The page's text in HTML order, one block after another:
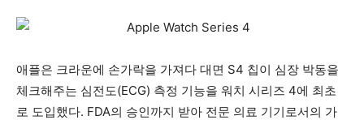
애플은 크라운에 손가락을 가져다 대면 S4 칩이 심장 박동을
체크해주는 심전도(ECG) 측정 기능을 워치 시리즈 4에 최초
로 도입했다. FDA의 승인까지 받아 전문 의료 기기로서의 가